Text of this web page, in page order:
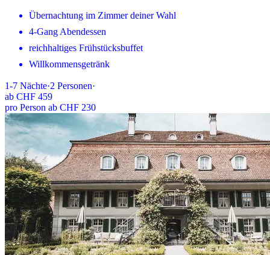
Übernachtung im Zimmer deiner Wahl
4-Gang Abendessen
reichhaltiges Frühstücksbuffet
Willkommensgetränk
1-7 Nächte·2 Personen·
ab CHF 459
pro Person ab CHF 230